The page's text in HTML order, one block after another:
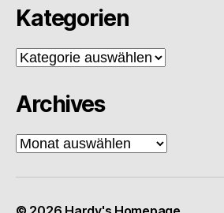
Kategorien
Kategorien
Archives
Archives